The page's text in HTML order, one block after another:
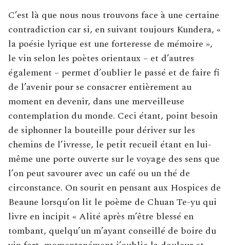
C’est là que nous nous trouvons face à une certaine
contradiction car si, en suivant toujours Kundera, «
la poésie lyrique est une forteresse de mémoire »,
le vin selon les poètes orientaux – et d’autres
également – permet d’oublier le passé et de faire fi
de l’avenir pour se consacrer entièrement au
moment en devenir, dans une merveilleuse
contemplation du monde. Ceci étant, point besoin
de siphonner la bouteille pour dériver sur les
chemins de l’ivresse, le petit recueil étant en lui-
même une porte ouverte sur le voyage des sens que
l’on peut savourer avec un café ou un thé de
circonstance. On sourit en pensant aux Hospices de
Beaune lorsqu’on lit le poème de Chuan Te-yu qui
livre en incipit « Alité après m’être blessé en
tombant, quelqu’un m’ayant conseillé de boire du